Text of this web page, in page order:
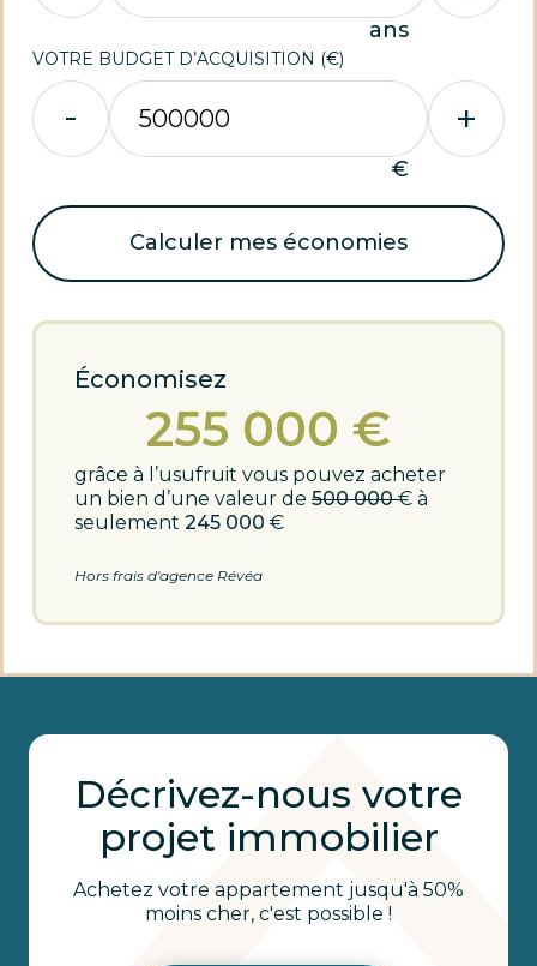
ans
VOTRE BUDGET D’ACQUISITION (€)
-
€
+
Calculer mes économies
Économisez
255 000 €
grâce à l’usufruit vous pouvez acheter
un bien d’une valeur de 500 000€ à
seulement 245 000 €
Hors frais d'agence Révéa
Décrivez-nous votre
projet immobilier
Achetez votre appartement jusqu'à 50%
moins cher, c'est possible !